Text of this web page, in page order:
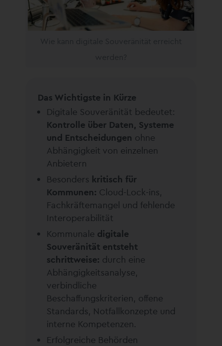
Das Wichtigste in Kürze
Digitale Souveränität bedeutet:
Kontrolle über Daten, Systeme
und Entscheidungen ohne
Abhängigkeit von einzelnen
Anbietern
Besonders kritisch für
Kommunen: Cloud-Lock-ins,
Fachkräftemangel und fehlende
Interoperabilität
Kommunale digitale
Souveränität entsteht
schrittweise: durch eine
Abhängigkeitsanalyse,
verbindliche
Beschaffungskriterien, offene
Standards, Notfallkonzepte und
interne Kompetenzen.
Erfolgreiche Behörden